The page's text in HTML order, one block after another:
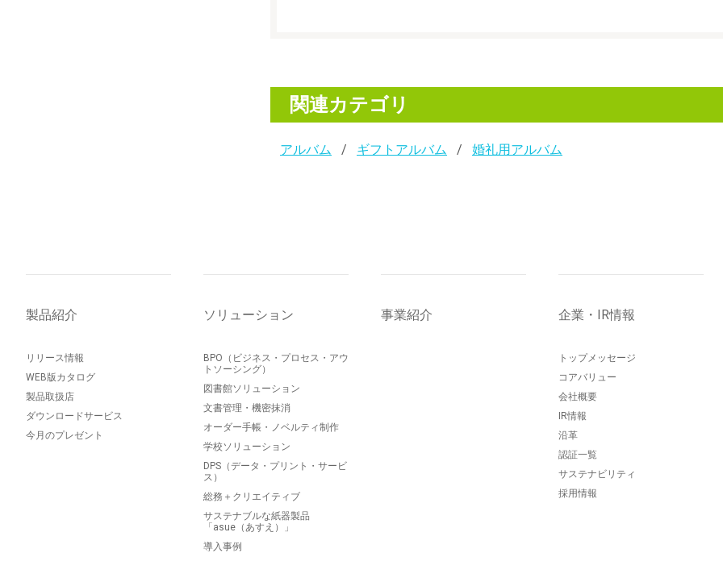
関連カテゴリ
アルバム ギフトアルバム 婚礼用アルバム
製品紹介
リリース情報
WEB版カタログ
製品取扱店
ダウンロードサービス
今月のプレゼント
ソリューション
BPO（ビジネス・プロセス・アウ
トソーシング）
図書館ソリューション
文書管理・機密抹消
オーダー手帳・ノベルティ制作
学校ソリューション
DPS（データ・プリント・サービ
ス）
総務＋クリエイティブ
サステナブルな紙器製品
「asue（あすえ）」
導入事例
事業紹介 企業・IR情報
トップメッセージ
コアバリュー
会社概要
IR情報
沿革
認証一覧
サステナビリティ
採用情報